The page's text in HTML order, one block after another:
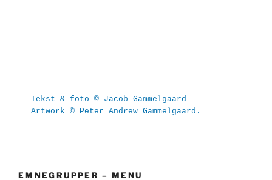
Tekst & foto © Jacob Gammelgaard
Artwork © Peter Andrew Gammelgaard.
EMNEGRUPPER – MENU